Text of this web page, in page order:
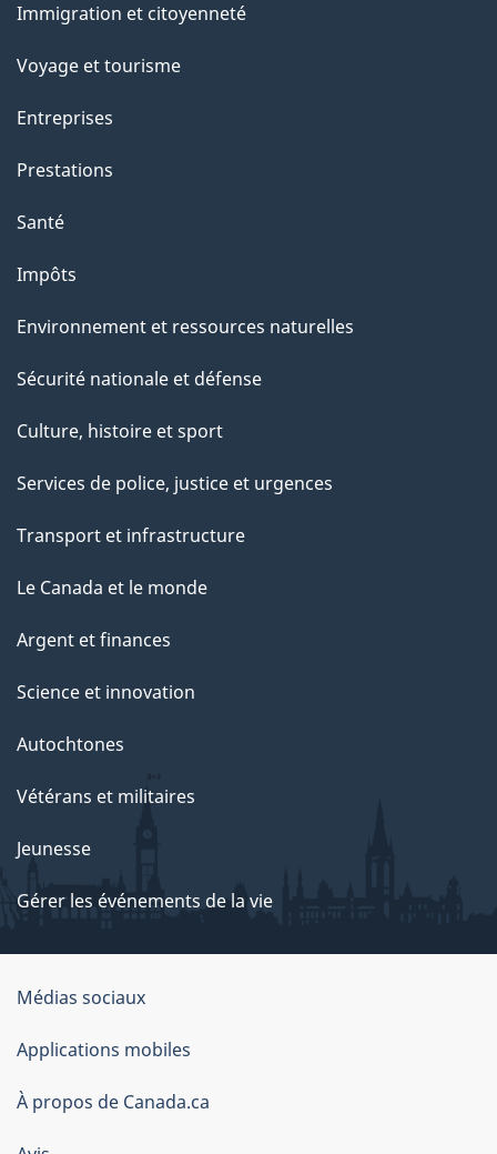
sujets
Immigration et citoyenneté
Voyage et tourisme
Entreprises
Prestations
Santé
Impôts
Environnement et ressources naturelles
Sécurité nationale et défense
Culture, histoire et sport
Services de police, justice et urgences
Transport et infrastructure
Le Canada et le monde
Argent et finances
Science et innovation
Autochtones
Vétérans et militaires
Jeunesse
Gérer les événements de la vie
Organisation
du
gouvernement
du
Canada
Médias sociaux
Applications mobiles
À propos de Canada.ca